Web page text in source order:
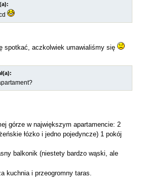
spotkać, aczkolwiek umawialiśmy się
górze w największym apartamencie: 2
łózko i jedno pojedyncze) 1 pokój
balkonik (niestety bardzo wąski, ale
kuchnia i przeogromny taras.